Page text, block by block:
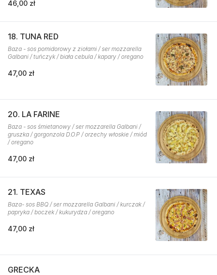
46,00 zł
18. TUNA RED
Baza - sos pomidorowy z ziołami / ser mozzarella
Galbani / tuńczyk / biała cebula / kapary / oregano
47,00 zł
20. LA FARINE
Baza - sos śmietanowy / ser mozzarella Galbani /
gruszka / gorgonzola D.O.P / orzechy włoskie / miód
/ oregano
47,00 zł
21. TEXAS
Baza- sos BBQ / ser mozzarella Galbani / kurczak /
papryka / boczek / kukurydza / oregano
47,00 zł
GRECKA